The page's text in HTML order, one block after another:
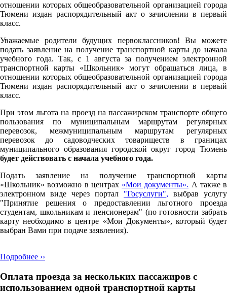
отношении которых общеобразовательной организацией города
Тюмени издан распорядительный акт о зачислении в первый
класс.
Уважаемые родители будущих первоклассников! Вы можете
подать заявление на получение транспортной карты до начала
учебного года. Так, с 1 августа за получением электронной
транспортной карты «Школьник» могут обращаться лица, в
отношении которых общеобразовательной организацией города
Тюмени издан распорядительный акт о зачислении в первый
класс.
При этом льгота на проезд на пассажирском транспорте общего
пользования по муниципальным маршрутам регулярных
перевозок, межмуниципальным маршрутам регулярных
перевозок до садоводческих товариществ в границах
муниципального образования городской округ город Тюмень
будет действовать с начала учебного года.
Подать заявление на получение транспортной карты
«Школьник» возможно в центрах «Мои документы». А также в
электронном виде через портал "Госуслуги", выбрав услугу
"Принятие решения о предоставлении льготного проезда
студентам, школьникам и пенсионерам" (по готовности забрать
карту необходимо в центре «Мои Документы», который будет
выбран Вами при подаче заявления).
Подробнее ››
Оплата проезда за нескольких пассажиров с
использованием одной транспортной карты